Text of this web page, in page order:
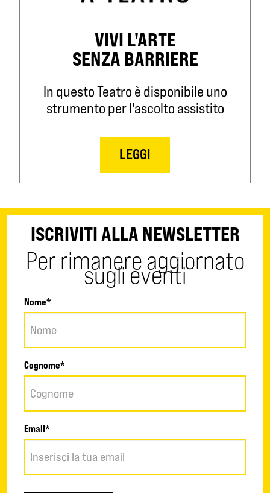
VIVI L'ARTE
SENZA BARRIERE
In questo Teatro è disponibile uno
strumento per l'ascolto assistito
LEGGI
ISCRIVITI ALLA NEWSLETTER
Per rimanere aggiornato
sugli eventi
Nome*
Cognome*
Email*